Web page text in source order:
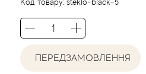
ПЕРЕДЗАМОВЛЕННЯ